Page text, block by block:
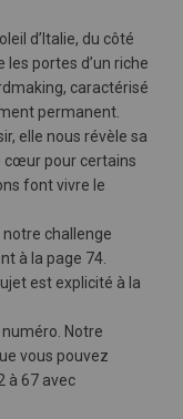
d’Italie, du côté
les portes d’un riche
caractérisé
permanent.
elle nous révèle sa
cœur pour certains
font vivre le
challenge
à la page 74.
est explicité à la
Notre
vous pouvez
à 67 avec